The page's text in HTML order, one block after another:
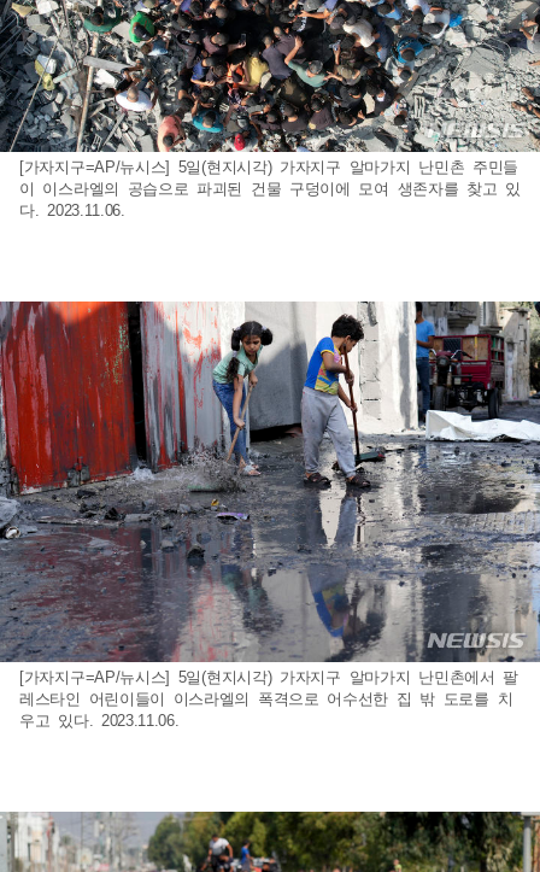
[가자지구=AP/뉴시스] 5일(현지시각) 가자지구 알마가지 난민촌 주민들
이 이스라엘의 공습으로 파괴된 건물 구덩이에 모여 생존자를 찾고 있
다. 2023.11.06.
[가자지구=AP/뉴시스] 5일(현지시각) 가자지구 알마가지 난민촌에서 팔
레스타인 어린이들이 이스라엘의 폭격으로 어수선한 집 밖 도로를 치
우고 있다. 2023.11.06.